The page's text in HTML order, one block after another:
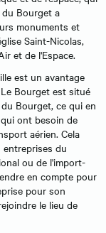
Bourget a
monuments et
Saint-Nicolas,
et de l'Espace.
est un avantage
Bourget est situé
Bourget, ce qui en
ont besoin de
aérien. Cela
du
ou de l'import-
en compte pour
pour son
le lieu de